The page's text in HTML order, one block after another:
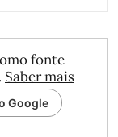
fonte
Saber mais
Google